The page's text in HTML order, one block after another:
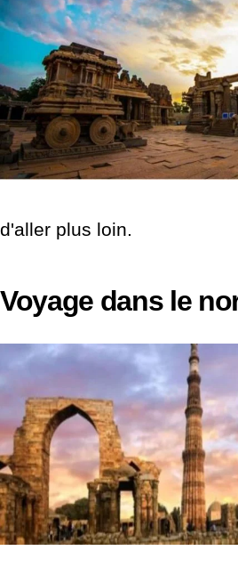
d'aller plus loin.
Voyage dans le